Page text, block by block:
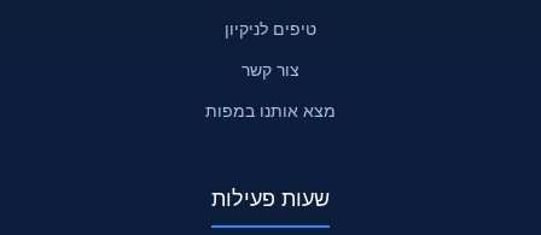
טיפים לניקיון
צור קשר
מצא אותנו במפות
שעות פעילות